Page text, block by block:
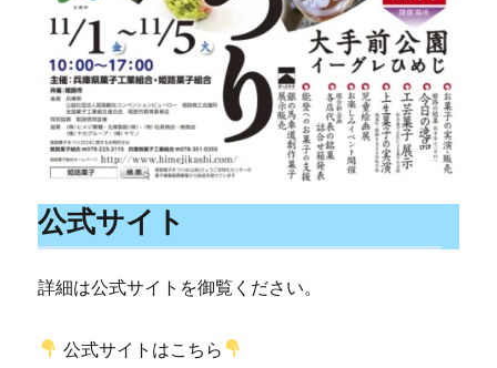
公式サイト
詳細は公式サイトを御覧ください。
公式サイトはこちら